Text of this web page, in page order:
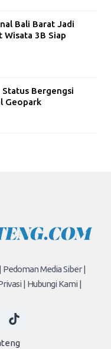
Bali Barat Jadi
Wisata 3B Siap
Status Bergengsi
Geopark
Pedoman Media Siber |
| Hubungi Kami |